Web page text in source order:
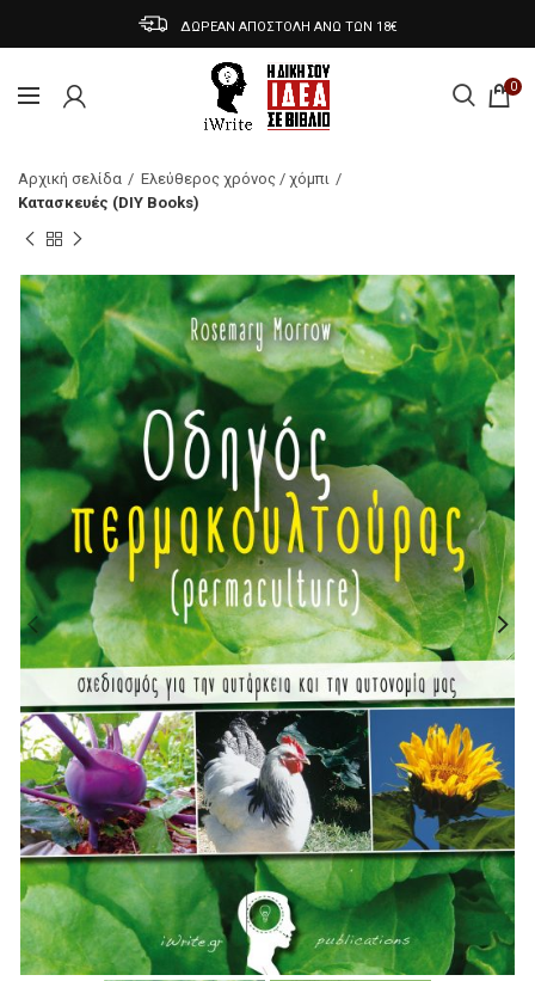
ΔΩΡΕΑΝ ΑΠΟΣΤΟΛΗ ΑΝΩ ΤΩΝ 18€
0
Αρχική σελίδα
Ελεύθερος χρόνος / χόμπι
Κατασκευές (DIY Books)